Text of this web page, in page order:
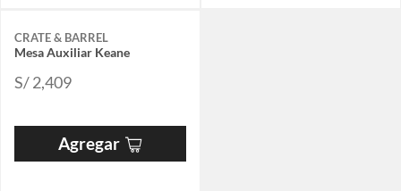
CRATE & BARREL
Mesa Auxiliar Keane
S/ 2,409
Agregar